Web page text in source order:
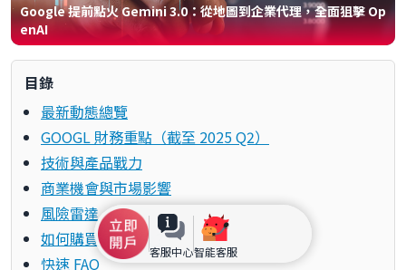
客服中心智能客服
Google 提前點火 Gemini 3.0：從地圖到企業代理，全面狙擊 Op
enAI
目錄
最新動態總覽
GOOGL 財務重點（截至 2025 Q2）
技術與產品戰力
商業機會與市場影響
風險雷達
如何購買 GOOGL？
快速 FAQ